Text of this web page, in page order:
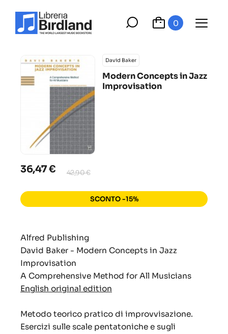
0
David Baker
Modern Concepts in Jazz
Improvisation
36,47 € 42,90 €
SCONTO -15%
Alfred Publishing
David Baker - Modern Concepts in Jazz
Improvisation
A Comprehensive Method for All Musicians
English original edition
Metodo teorico pratico di improvvisazione.
Esercizi sulle scale pentatoniche e sugli